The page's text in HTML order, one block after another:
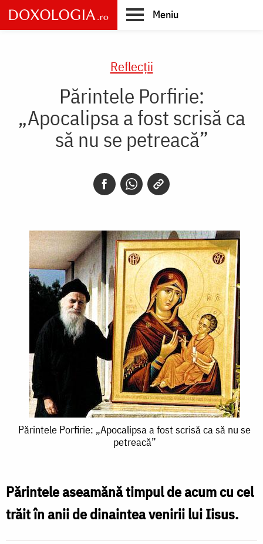
Skip
to
main
Meniu
Reflecții
Părintele Porfirie:
„Apocalipsa a fost scrisă ca
să nu se petreacă”
Părintele
a
fost
Părintele Porfirie: „Apocalipsa a fost scrisă ca să nu se
petreacă”
Părintele aseamănă timpul de acum cu cel
trăit în anii de dinaintea venirii lui Iisus.